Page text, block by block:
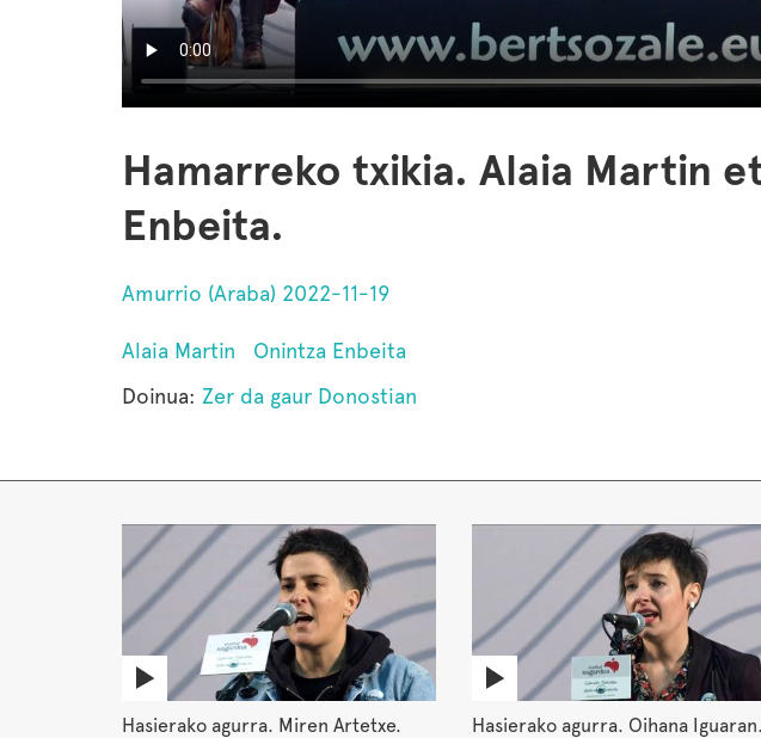
Hamarreko txikia. Alaia Martin
Enbeita.
Amurrio (Araba) 2022-11-19
Alaia Martin
Onintza Enbeita
Doinua: Zer da gaur Donostian
Hasierako agurra. Miren Artetxe. Hasierako agurra. Oihana Iguaran.